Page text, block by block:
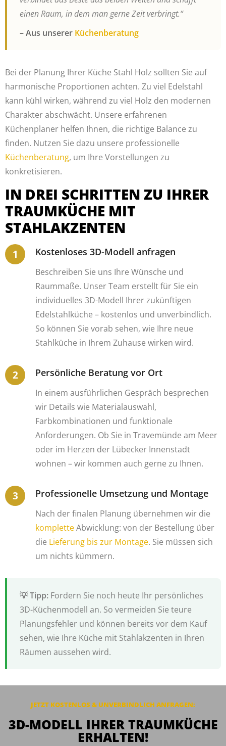
einen Raum, in dem man gerne Zeit verbringt.“
– Aus unserer Küchenberatung
Bei der Planung Ihrer Küche Stahl Holz sollten Sie auf
harmonische Proportionen achten. Zu viel Edelstahl
kann kühl wirken, während zu viel Holz den modernen
Charakter abschwächt. Unsere erfahrenen
Küchenplaner helfen Ihnen, die richtige Balance zu
finden. Nutzen Sie dazu unsere professionelle
Küchenberatung, um Ihre Vorstellungen zu
konkretisieren.
IN DREI SCHRITTEN ZU IHRER
TRAUMKÜCHE MIT
STAHLAKZENTEN
Kostenloses 3D-Modell anfragen
Beschreiben Sie uns Ihre Wünsche und
Raummaße. Unser Team erstellt für Sie ein
individuelles 3D-Modell Ihrer zukünftigen
Edelstahlküche – kostenlos und unverbindlich.
So können Sie vorab sehen, wie Ihre neue
Stahlküche in Ihrem Zuhause wirken wird.
Persönliche Beratung vor Ort
In einem ausführlichen Gespräch besprechen
wir Details wie Materialauswahl,
Farbkombinationen und funktionale
Anforderungen. Ob Sie in Travemünde am Meer
oder im Herzen der Lübecker Innenstadt
wohnen – wir kommen auch gerne zu Ihnen.
Professionelle Umsetzung und Montage
Nach der finalen Planung übernehmen wir die
kompletteAbwicklung: von der Bestellung über
die Lieferung bis zur Montage. Sie müssen sich
um nichts kümmern.
Fordern Sie noch heute Ihr persönliches
3D-Küchenmodell an. So vermeiden Sie teure
Planungsfehler und können bereits vor dem Kauf
sehen, wie Ihre Küche mit Stahlakzenten in Ihren
Räumen aussehen wird.
JETZT KOSTENLOS & UNVERBINDLICH ANFRAGEN:
3D-MODELL IHRER TRAUMKÜCHE
ERHALTEN!